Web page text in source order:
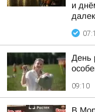
и
День
09:10